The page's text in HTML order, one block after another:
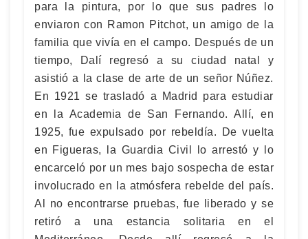
para la pintura, por lo que sus padres lo
enviaron con Ramon Pitchot, un amigo de la
familia que vivía en el campo. Después de un
tiempo, Dalí regresó a su ciudad natal y
asistió a la clase de arte de un señor Núñez.
En 1921 se trasladó a Madrid para estudiar
en la Academia de San Fernando. Allí, en
1925, fue expulsado por rebeldía. De vuelta
en Figueras, la Guardia Civil lo arrestó y lo
encarceló por un mes bajo sospecha de estar
involucrado en la atmósfera rebelde del país.
Al no encontrarse pruebas, fue liberado y se
retiró a una estancia solitaria en el